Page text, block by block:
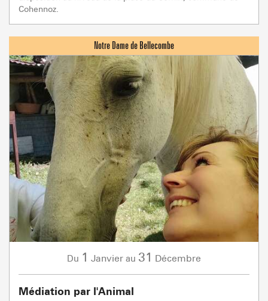
Cohennoz.
Du 1 Janvier au 31 Décembre
Médiation par l'Animal